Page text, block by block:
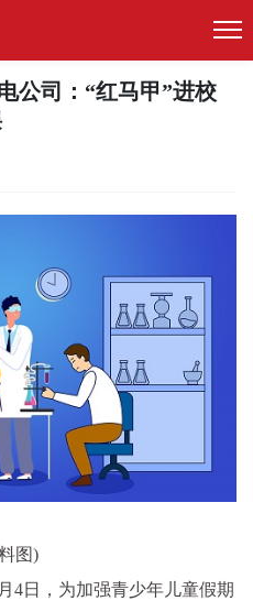
公司：“红马甲”进校
图)
4日，为加强青少年儿童假期